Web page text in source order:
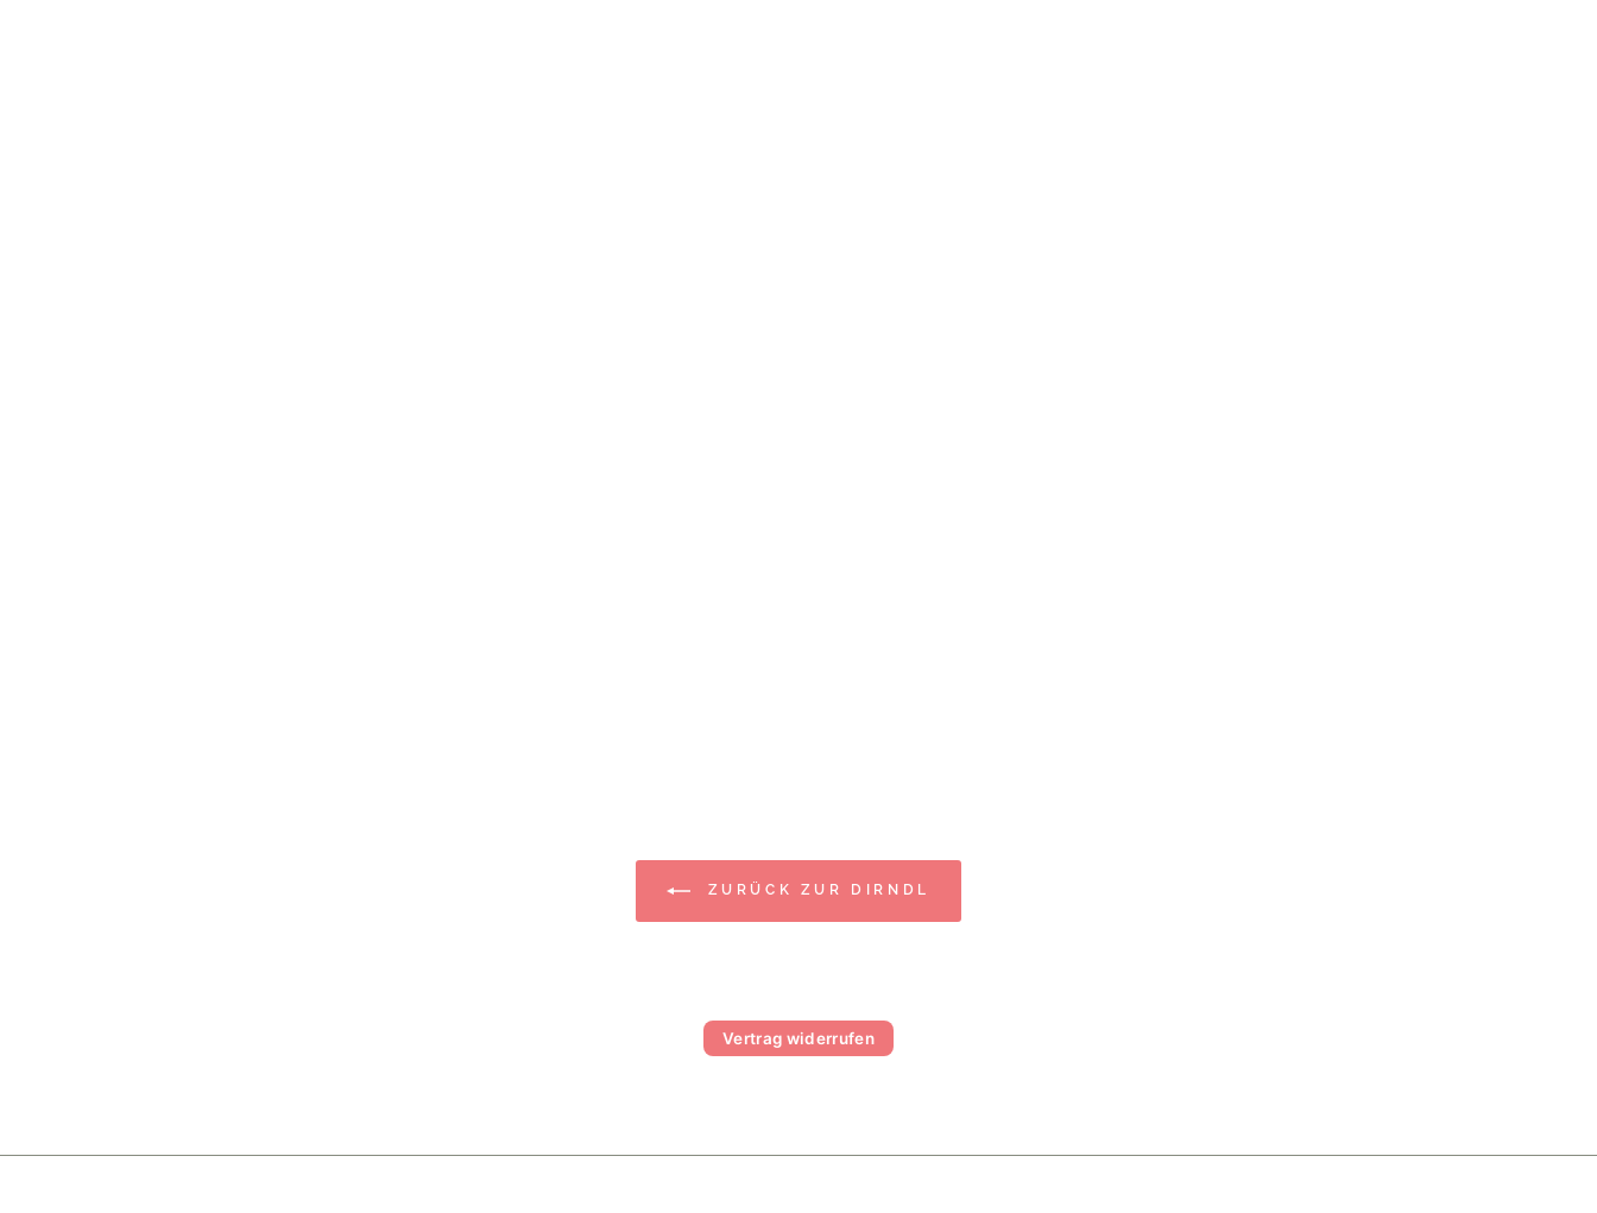
ZURÜCK ZUR DIRNDL
Vertrag widerrufen